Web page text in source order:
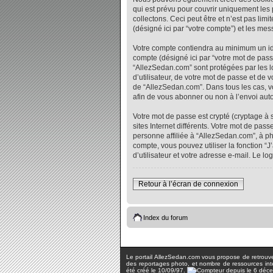
qui est prévu pour couvrir uniquement
collectons. Ceci peut être et n’est pas
(désigné ici par “votre compte”) et les
Votre compte contiendra au minimum un
compte (désigné ici par “votre mot de
“AllezSedan.com” sont protégées par
d’utilisateur, de votre mot de passe et de
de “AllezSedan.com”. Dans tous les
afin de vous abonner ou non à l’envoi
Votre mot de passe est crypté (cryptage
sites Internet différents. Votre mot de
personne affiliée à “AllezSedan.com”, à
compte, vous pouvez utiliser la fonction
d’utilisateur et votre adresse e-mail. Le
Retour à l’écran de connexion
Index du forum
Le portail AllezSedan.com vous propose de
des reportages photo, et nombre de ressources
été créé le 10/09/97.